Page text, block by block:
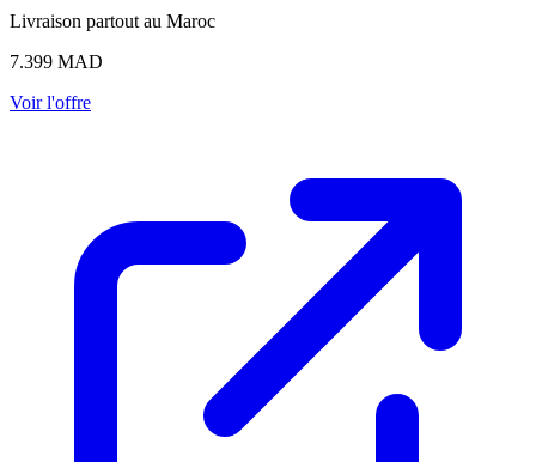
Livraison partout au Maroc
7.399 MAD
Voir l'offre